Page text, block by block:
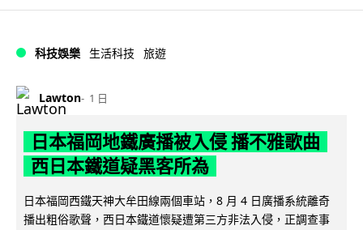
科技娛樂 生活科技 旅遊
Lawton 1 日
日本福岡地鐵廣播被入侵 播不雅歌曲
西日本鐵道疑黑客所為
日本福岡西鐵天神大牟田線兩個車站，8 月 4 日廣播系統離奇
播出粗俗歌聲，西日本鐵道懷疑遭第三方非法入侵，正調查事